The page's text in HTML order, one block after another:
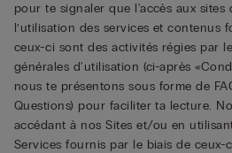
pour te signaler que l'accès aux sites
l’utilisation des services et contenus
ceux-ci sont des activités régies par
générales d'utilisation (ci-après
nous te présentons sous forme de
Questions) pour faciliter ta lecture.
accédant à nos Sites et/ou en
Services fournis par le biais de